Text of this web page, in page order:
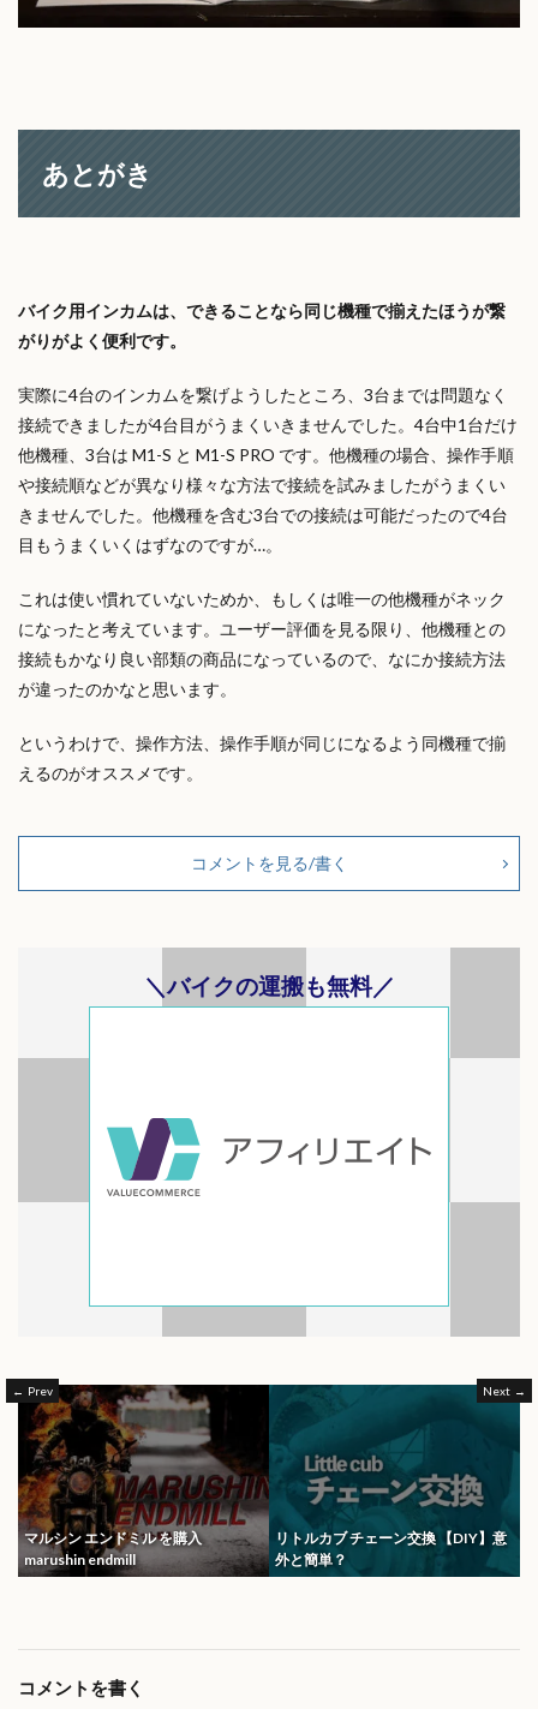
あとがき
バイク用インカムは、できることなら同じ機種で揃えたほうが繋
がりがよく便利です。
実際に4台のインカムを繋げようしたところ、3台までは問題なく
接続できましたが4台目がうまくいきませんでした。4台中1台だけ
他機種、3台は M1-S と M1-S PRO です。他機種の場合、操作手順
や接続順などが異なり様々な方法で接続を試みましたがうまくい
きませんでした。他機種を含む3台での接続は可能だったので4台
目もうまくいくはずなのですが…。
これは使い慣れていないためか、もしくは唯一の他機種がネック
になったと考えています。ユーザー評価を見る限り、他機種との
接続もかなり良い部類の商品になっているので、なにか接続方法
が違ったのかなと思います。
というわけで、操作方法、操作手順が同じになるよう同機種で揃
えるのがオススメです。
コメントを見る/書く
＼バイクの運搬も無料／
Prev
マルシン エンドミル を購入
marushin endmill
Next
リトルカブ チェーン交換 【DIY】意
外と簡単？
コメントを書く